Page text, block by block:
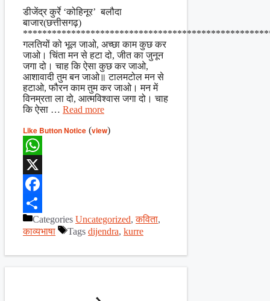
Share
डीजेंद्र कुर्रे ‘कोहिनूर’ बलौदा
बाजार(छत्तीसगढ़)
गलतियों को भूल जाओ, अच्छा काम कुछ कर
जाओ। चिंता मन से हटा दो, जीत का जुनून
जगा दो। चाह कि ऐसा कुछ कर जाओ,
आशावादी तुम बन जाओ॥ टालमटोल मन से
हटाओ, फौरन काम तुम कर जाओ। मन में
विनम्रता ला दो, आत्मविश्वास जगा दो। चाह
कि ऐसा … Read more
Like Button Notice (view)
WhatsApp
X
Facebook
ShareCategories Uncategorized,कविता,
काव्यभाषा
Tags dijendra, kurre